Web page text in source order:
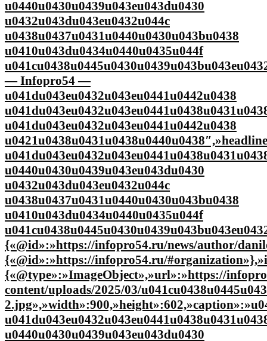
u0440u0430u0439u043eu043du0430
u0432u043du043eu0432u044c
u0438u0437u0431u0440u0430u043bu0438
u0410u043du0434u0440u0435u044f
— Infopro54 —
u041du043eu0432u043eu0441u0442u0438
u041du043eu0432u043eu0441u0442u0438
u0440u0430u0439u043eu043du0430
u0432u043du043eu0432u044c
u0438u0437u0431u0440u0430u043bu0438
u0410u043du0434u0440u0435u044f
{«@id»:»https://infopro54.ru/news/author/
{«@id»:»https://infopro54.ru/
{«@type»:»ImageObject»,»url»:»https://
content/uploads/2025/03/
u0440u0430u0439u043eu043du0430